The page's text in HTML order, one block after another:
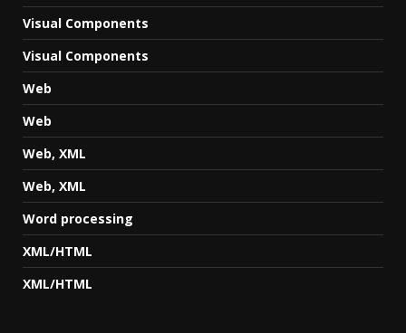
Visual Components
Visual Components
Web
Web
Web, XML
Web, XML
Word processing
XML/HTML
XML/HTML